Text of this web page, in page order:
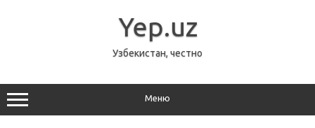
Yep.uz
Узбекистан, честно
Меню